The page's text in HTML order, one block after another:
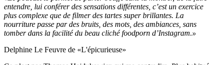
entendre, lui conférer des sensations différentes, c’est un exercice
plus complexe que de filmer des tartes super brillantes. La
nourriture passe par des bruits, des mots, des ambiances, sans
tomber dans la facilité du beau cliché foodporn d’Instagram.»
Delphine Le Feuvre de «L'épicurieuse»